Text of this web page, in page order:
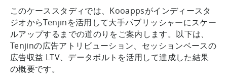
このケーススタディでは、Kooappsがインディースタ
ジオからTenjinを活用して大手パブリッシャーにスケー
ルアップするまでの道のりをご案内します。以下は、
Tenjinの広告アトリビューション、セッションベースの
広告収益 LTV、データボルトを活用して達成した結果
の概要です。